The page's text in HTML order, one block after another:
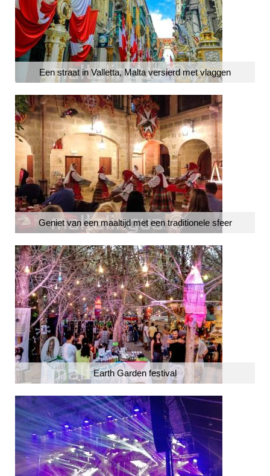
Een straat in Valletta, Malta versierd met vlaggen
Geniet van een maaltijd met een traditionele sfeer
Earth Garden festival